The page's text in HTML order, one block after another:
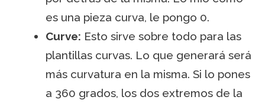
es una pieza curva, le pongo 0.
Curve: Esto sirve sobre todo para las
plantillas curvas. Lo que generará será
más curvatura en la misma. Si lo pones
a 360 grados, los dos extremos de la